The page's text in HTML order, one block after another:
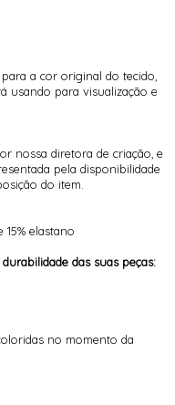
a cor original do tecido,
usando para visualização e
nossa diretora de criação, e
pela disponibilidade
do item.
elastano
das suas peças:
no momento da